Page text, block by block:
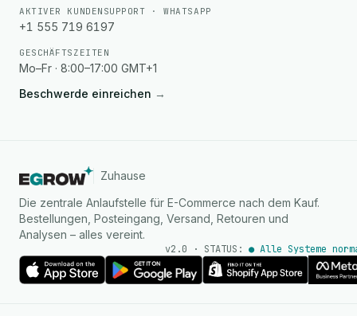
AKTIVER KUNDENSUPPORT · WHATSAPP
+1 555 719 6197
GESCHÄFTSZEITEN
Mo–Fr · 8:00–17:00 GMT+1
Beschwerde einreichen →
Zuhause
Die zentrale Anlaufstelle für E-Commerce nach dem Kauf.
Bestellungen, Posteingang, Versand, Retouren und
Analysen – alles vereint.
v2.0 · STATUS: ● Alle Systeme